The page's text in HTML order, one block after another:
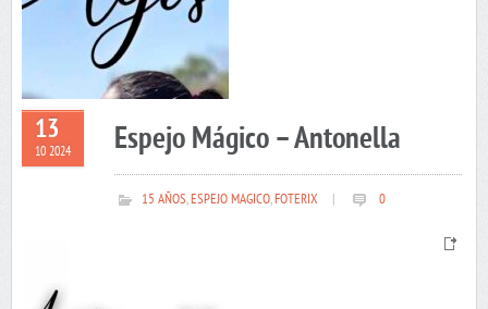
13
10 2024 Espejo Mágico – Antonella
15 AÑOS,ESPEJO MAGICO,FOTERIX 0